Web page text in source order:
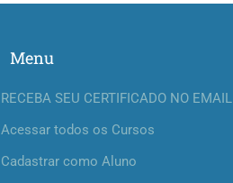
Menu
RECEBA SEU CERTIFICADO NO EMAIL
Acessar todos os Cursos
Cadastrar como Aluno